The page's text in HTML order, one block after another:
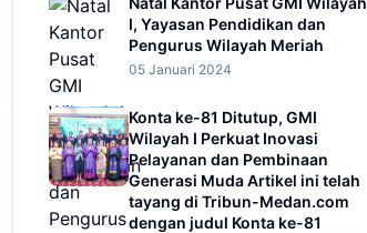
I, Yayasan Pendidikan dan
Pengurus Wilayah Meriah
05 Januari 2024
Konta ke-81 Ditutup, GMI
Wilayah I Perkuat Inovasi
Pelayanan dan Pembinaan
Generasi Muda Artikel ini telah
tayang di Tribun-Medan.com
dengan judul Konta ke-81